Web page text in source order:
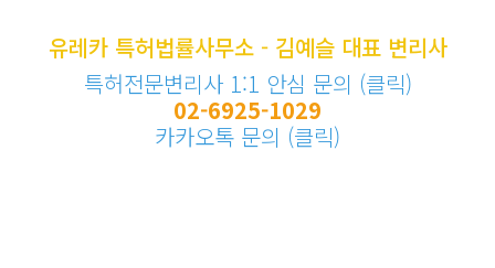
유레카 특허법률사무소 - 김예슬 대표 변리사
특허전문변리사 1:1 안심 문의 (클릭)
02-6925-1029
카카오톡 문의 (클릭)